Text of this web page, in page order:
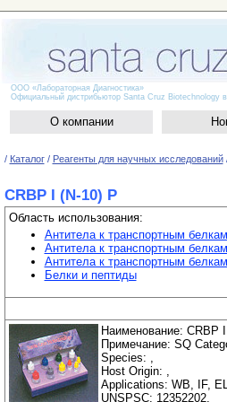
ООО «Лабораторная Диагностика»
Официальный дистрибьютор Santa Cruz Biotechnology
О компании
/ Каталог/ Реагенты для научных исследований
CRBP I (N-10) P
Область использования:
Антитела к транспортным белкам
Антитела к транспортным
Антитела к транспортным
Белки и пептиды
Наименование: CRBP I
Примечание: SQ
Species: ,
Host Origin: ,
Applications: WB, IF,
UNSPSC: 12352202,